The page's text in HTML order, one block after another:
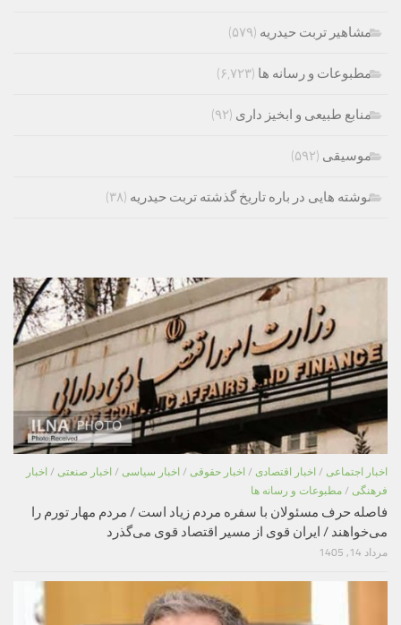
مشاهیر تربت حیدریه (۵۷۹)
مطبوعات و رسانه ها (۶,۷۲۳)
منابع طبیعی و ابخیز داری (۹۲)
موسیقی (۵۹۲)
نوشته هایی در باره تاریخ گذشته تربت حیدریه (۳۸)
اخبار اجتماعی / اخبار اقتصادی / اخبار حقوقی / اخبار سیاسی / اخبار صنعتی / اخبار
فرهنگی / مطبوعات و رسانه ها
فاصله حرف مسئولان با سفره مردم زیاد است / مردم مهار تورم را
می‌خواهند / ایران قوی از مسیر اقتصاد قوی می‌گذرد
مرداد 14, 1405